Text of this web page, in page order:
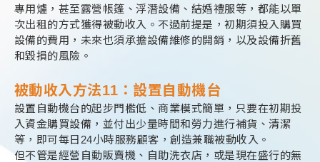
專用爐，甚至露營帳篷、浮潛設備、結婚禮服等，都能以單
次出租的方式獲得被動收入。不過前提是，初期須投入購買
設備的費用，未來也須承擔設備維修的開銷，以及設備折舊
和毀損的風險。
被動收入方法11： 設置自動機台
設置自動機台的起步門檻低、商業模式簡單，只要在初期投
入資金購買設備，並付出少量時間和勞力進行補貨、清潔
等，即可每日24小時服務顧客，創造兼職被動收入。
但不管是經營自動販賣機、自助洗衣店，或是現在盛行的無